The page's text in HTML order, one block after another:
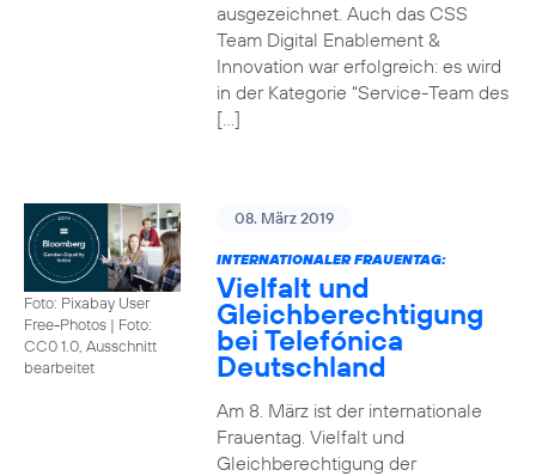
ausgezeichnet. Auch das CSS
Team Digital Enablement &
Innovation war erfolgreich: es wird
in der Kategorie “Service-Team des
[…]
Foto: Pixabay User
Free-Photos | Foto:
CC0 1.0, Ausschnitt
bearbeitet
08. März 2019
INTERNATIONALER FRAUENTAG:
Vielfalt und
Gleichberechtigung
bei Telefónica
Deutschland
Am 8. März ist der internationale
Frauentag. Vielfalt und
Gleichberechtigung der